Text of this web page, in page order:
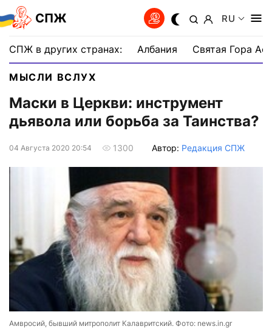
СПЖ RU
СПЖ в других странах: Албания Святая Гора
МЫСЛИ ВСЛУХ
Маски в Церкви: инструмент
дьявола или борьба за Таинства?
04 Августа 2020 20:54 1300 Автор: Редакция СПЖ
Амвросий, бывший митрополит Калавритский. Фото: news.in.gr